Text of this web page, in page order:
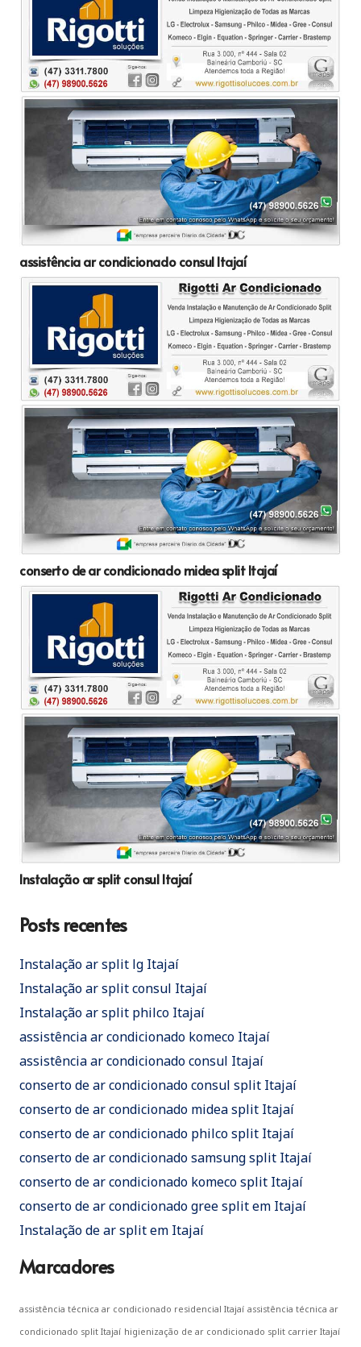
assistência ar condicionado consul Itajaí
conserto de ar condicionado midea split Itajaí
Instalação ar split consul Itajaí
Posts recentes
Instalação ar split lg Itajaí
Instalação ar split consul Itajaí
Instalação ar split philco Itajaí
assistência ar condicionado komeco Itajaí
assistência ar condicionado consul Itajaí
conserto de ar condicionado consul split Itajaí
conserto de ar condicionado midea split Itajaí
conserto de ar condicionado philco split Itajaí
conserto de ar condicionado samsung split Itajaí
conserto de ar condicionado komeco split Itajaí
conserto de ar condicionado gree split em Itajaí
Instalação de ar split em Itajaí
Marcadores
assistência técnica ar condicionado residencial Itajaí assistência técnica ar
condicionado split Itajaí higienização de ar condicionado split carrier Itajaí